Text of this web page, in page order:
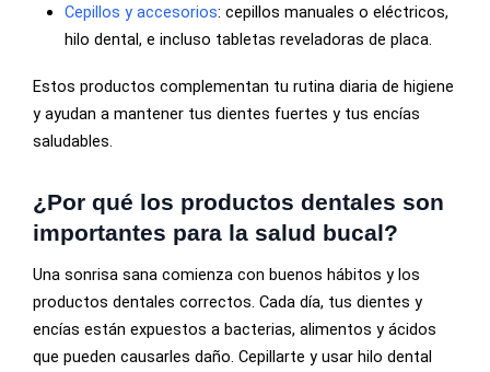
Cepillos y accesorios: cepillos manuales o eléctricos,
hilo dental, e incluso tabletas reveladoras de placa.
Estos productos complementan tu rutina diaria de higiene
y ayudan a mantener tus dientes fuertes y tus encías
saludables.
¿Por qué los productos dentales son
importantes para la salud bucal?
Una sonrisa sana comienza con buenos hábitos y los
productos dentales correctos. Cada día, tus dientes y
encías están expuestos a bacterias, alimentos y ácidos
que pueden causarles daño. Cepillarte y usar hilo dental